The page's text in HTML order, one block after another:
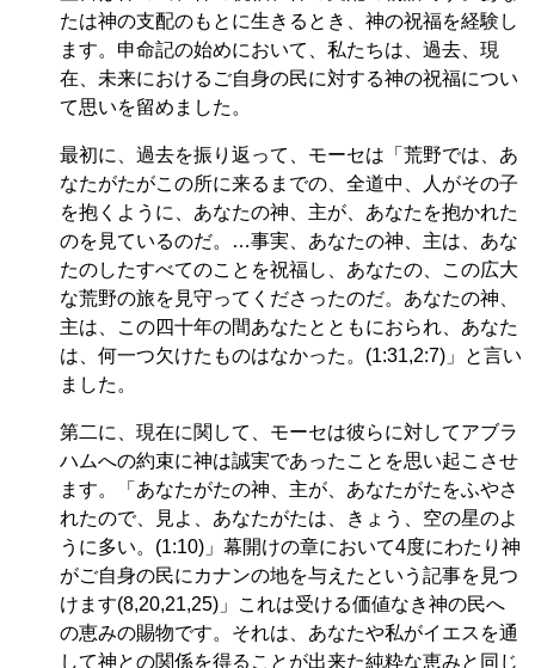
たは神の支配のもとに生きるとき、神の祝福を経験し
ます。申命記の始めにおいて、私たちは、過去、現
在、未来におけるご自身の民に対する神の祝福につい
て思いを留めました。
最初に、過去を振り返って、モーセは「荒野では、あ
なたがたがこの所に来るまでの、全道中、人がその子
を抱くように、あなたの神、主が、あなたを抱かれた
のを見ているのだ。…事実、あなたの神、主は、あな
たのしたすべてのことを祝福し、あなたの、この広大
な荒野の旅を見守ってくださったのだ。あなたの神、
主は、この四十年の間あなたとともにおられ、あなた
は、何一つ欠けたものはなかった。(1:31,2:7)」と言い
ました。
第二に、現在に関して、モーセは彼らに対してアブラ
ハムへの約束に神は誠実であったことを思い起こさせ
ます。「あなたがたの神、主が、あなたがたをふやさ
れたので、見よ、あなたがたは、きょう、空の星のよ
うに多い。(1:10)」幕開けの章において4度にわたり神
がご自身の民にカナンの地を与えたという記事を見つ
けます(8,20,21,25)」これは受ける価値なき神の民へ
の恵みの賜物です。それは、あなたや私がイエスを通
して神との関係を得ることが出来た純粋な恵みと同じ